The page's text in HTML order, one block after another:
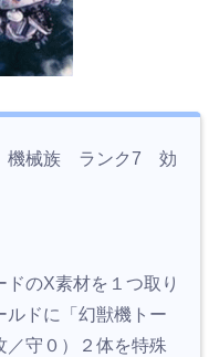
機械族 ランク7 効
のX素材を１つ取り
ルドに「幻獣機トー
／守０）２体を特殊